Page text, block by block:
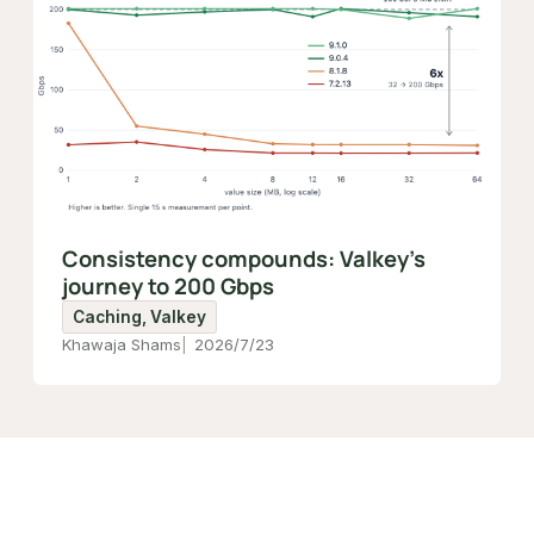
Consistency compounds: Valkey's
journey to 200 Gbps
Caching, Valkey
Khawaja Shams
2026/7/23